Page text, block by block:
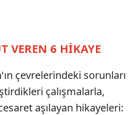
VEREN 6 HİKAYE
çevrelerindeki sorunları
çalışmalarla,
aşılayan hikayeleri: